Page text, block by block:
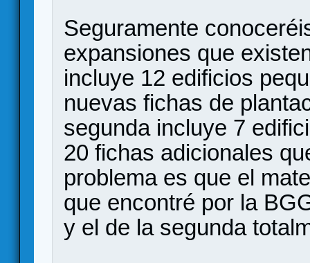
Seguramente
expansiones que
incluye 12 edificios
nuevas fichas de
segunda incluye 7
20 fichas adicionales
problema es que el
que encontré por la
y el de la segunda